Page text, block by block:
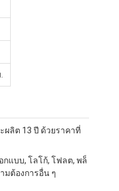
ลิต 13 ปี ด้วยราคาที่
แบบ, โลโก้, โฟลต, พล็
มต้องการอื่น ๆ